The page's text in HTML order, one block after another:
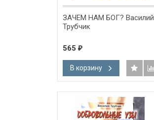
ЗАЧЕМ НАМ БОГ? Василий
Трубчик
565 ₽
В корзину